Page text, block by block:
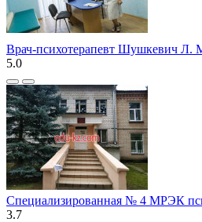
Врач-психотерапевт Шушкевич Л.
5.0
Специализированная № 4 МРЭК
3.7